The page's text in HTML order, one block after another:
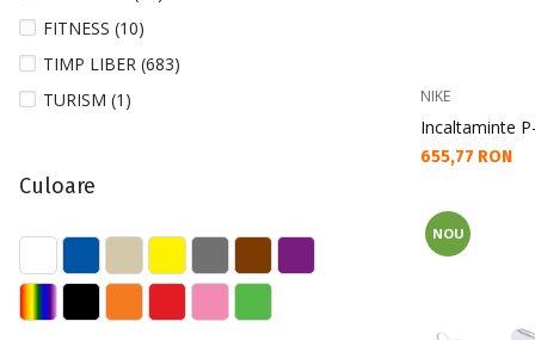
One Size (25)
S (216)
S/M (2)
FITNESS (10)
TIMP LIBER (683)
TURISM (1)
Culoare
NIKE
Incaltaminte
Текуща цена:
655,77 RON
NOU